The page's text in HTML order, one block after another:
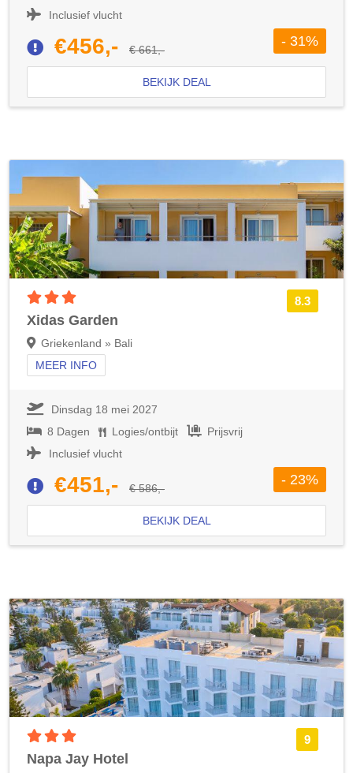
Inclusief vlucht
€456,- € 661,-
- 31%
BEKIJK DEAL
8.3
Xidas Garden
Griekenland » Bali
MEER INFO
Dinsdag 18 mei 2027
8 Dagen
Logies/ontbijt
Prijsvrij
Inclusief vlucht
€451,- € 586,-
- 23%
BEKIJK DEAL
9
Napa Jay Hotel